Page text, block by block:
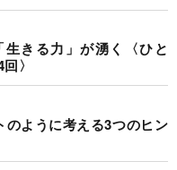
きる力」が湧く〈ひと
〉
のように考える3つのヒン